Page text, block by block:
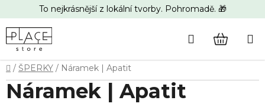
na
obsah
To nejkrásnější z lokální tvorby. Pohromadě. 🎁
Hledat
Domů
/ ŠPERKY / Náramek | Apatit
Náramek | Apatit